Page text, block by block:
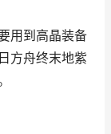
用到高晶装备
方舟终末地紫